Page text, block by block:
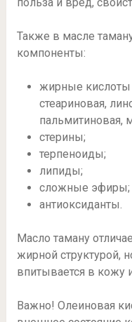
Также в масле
компоненты:
жирные
стеариновая,
пальмитиновая,
стерины;
терпеноиды;
липиды;
сложные эфиры;
антиоксиданты.
Масло таману
жирной структурой,
впитывается в кожу
Важно! Олеиновая